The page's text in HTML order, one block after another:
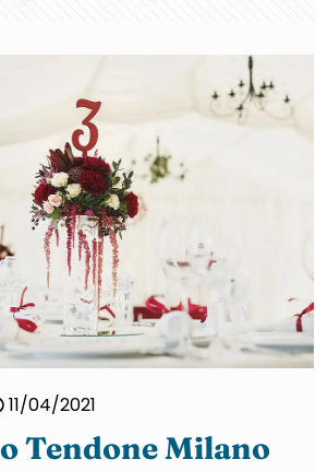
11/04/2021
Tendone Milano